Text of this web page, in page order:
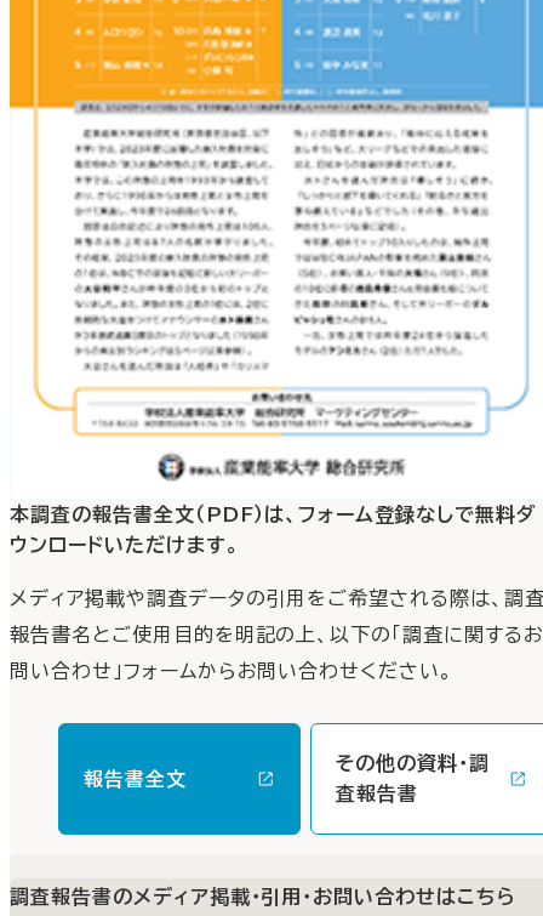
本調査の報告書全文（PDF）は、フォーム登録なしで無料ダ
ウンロードいただけます。
メディア掲載や調査データの引用をご希望される際は、調
報告書名とご使用目的を明記の上、以下の「調査に関するお
問い合わせ」フォームからお問い合わせください。
報告書全文
その他の資料・調
査報告書
調査報告書のメディア掲載・引用・お問い合わせはこちら